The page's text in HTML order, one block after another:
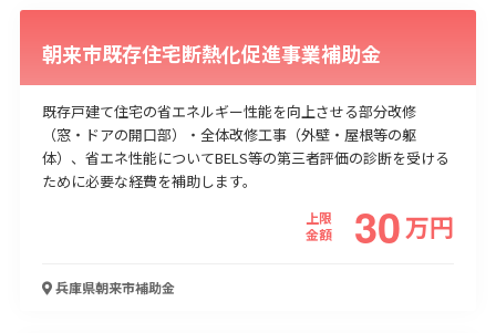
朝来市既存住宅断熱化促進事業補助金
既存戸建て住宅の省エネルギー性能を向上させる部分改修
（窓・ドアの開口部）・全体改修工事（外壁・屋根等の躯
体）、省エネ性能についてBELS等の第三者評価の診断を受ける
ために必要な経費を補助します。
上限
金額
30万円
兵庫県朝来市補助金